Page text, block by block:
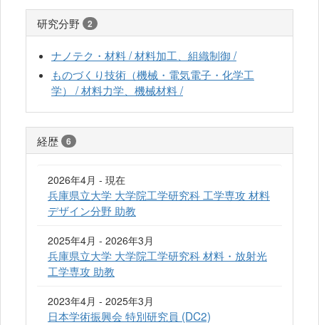
研究分野 2
ナノテク・材料 / 材料加工、組織制御 /
ものづくり技術（機械・電気電子・化学工
学） / 材料力学、機械材料 /
経歴 6
2026年4月 - 現在
兵庫県立大学 大学院工学研究科 工学専攻 材料
デザイン分野 助教
2025年4月 - 2026年3月
兵庫県立大学 大学院工学研究科 材料・放射光
工学専攻 助教
2023年4月 - 2025年3月
日本学術振興会 特別研究員 (DC2)